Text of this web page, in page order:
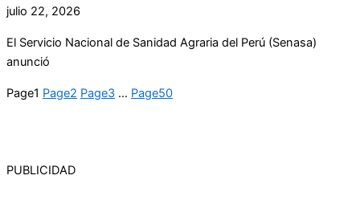
julio 22, 2026
El Servicio Nacional de Sanidad Agraria del Perú (Senasa)
anunció
Page1 Page2 Page3 … Page50
PUBLICIDAD